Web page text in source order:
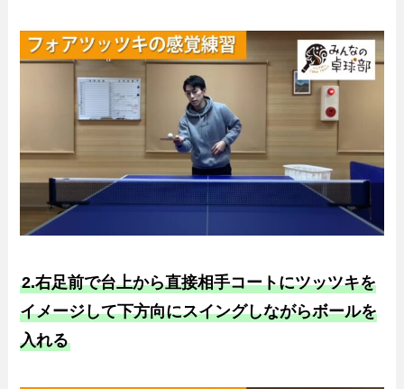
2.右足前で台上から直接相手コートにツッツキを
イメージして下方向にスイングしながらボールを
入れる